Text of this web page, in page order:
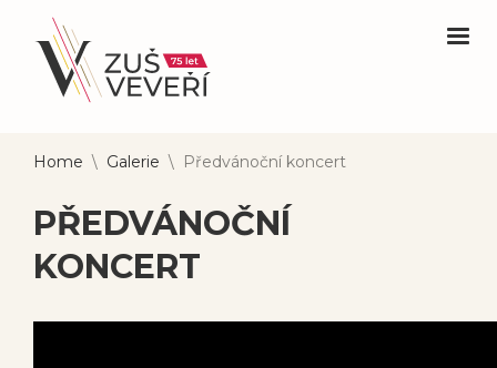
Home \ Galerie \ Předvánoční koncert
PŘEDVÁNOČNÍ
KONCERT